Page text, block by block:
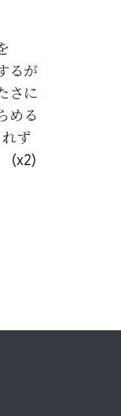
るが
さに
める
ず